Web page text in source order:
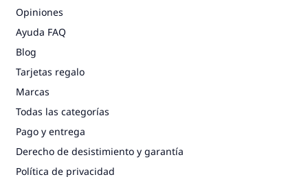
Opiniones
Ayuda FAQ
Blog
Tarjetas regalo
Marcas
Todas las categorías
Pago y entrega
Derecho de desistimiento y garantía
Política de privacidad